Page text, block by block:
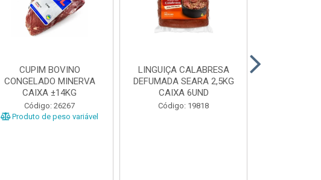
CUPIM BOVINO
CONGELADO MINERVA
CAIXA ±14KG
Código: 26267
Produto de peso variável
LINGUIÇA CALABRESA
DEFUMADA SEARA 2,5KG
CAIXA 6UND
Código: 19818